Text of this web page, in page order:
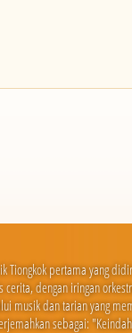
Tiongkok pertama yang
dengan iringan
musik dan tarian yang
sebagai: